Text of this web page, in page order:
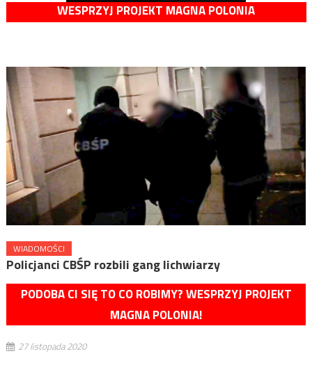
WESPRZYJ PROJEKT MAGNA POLONIA
WIADOMOŚCI
Policjanci CBŚP rozbili gang lichwiarzy
PODOBA CI SIĘ TO CO ROBIMY? WESPRZYJ PROJEKT
MAGNA POLONIA!
27 listopada 2020